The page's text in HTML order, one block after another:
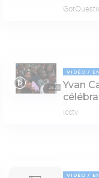
28:25
VIDÉO
Yvan
icctv
VIDÉO